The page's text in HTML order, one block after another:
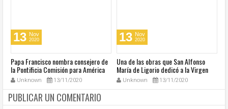
13 Nov
2020
Papa Francisco nombra consejero de
la Pontificia Comisión para América
Latina
Unknown 13/11/2020
13 Nov
2020
Una de las obras que San Alfonso
María de Ligorio dedicó a la Virgen
cumple 270 años
Unknown 13/11/2020
PUBLICAR UN COMENTARIO